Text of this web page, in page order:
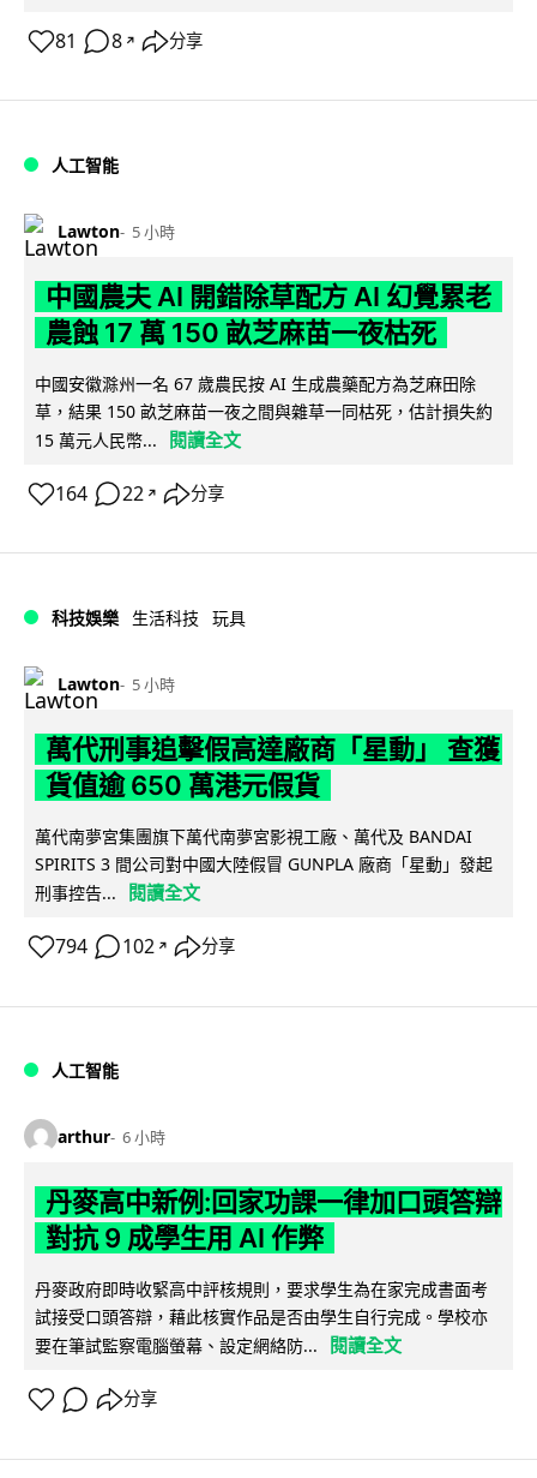
81 8 ↗ 分享
人工智能
Lawton 5 小時
中國農夫 AI 開錯除草配方 AI 幻覺累老
農蝕 17 萬 150 畝芝麻苗一夜枯死
中國安徽滁州一名 67 歲農民按 AI 生成農藥配方為芝麻田除
草，結果 150 畝芝麻苗一夜之間與雜草一同枯死，估計損失約
15 萬元人民幣...
閱讀全文
164 22 ↗ 分享
科技娛樂 生活科技 玩具
Lawton 5 小時
萬代刑事追擊假高達廠商「星動」 查獲
貨值逾 650 萬港元假貨
萬代南夢宮集團旗下萬代南夢宮影視工廠、萬代及 BANDAI
SPIRITS 3 間公司對中國大陸假冒 GUNPLA 廠商「星動」發起
刑事控告...
閱讀全文
794 102 ↗ 分享
人工智能
arthur 6 小時
丹麥高中新例:回家功課一律加口頭答辯
對抗 9 成學生用 AI 作弊
丹麥政府即時收緊高中評核規則，要求學生為在家完成書面考
試接受口頭答辯，藉此核實作品是否由學生自行完成。學校亦
要在筆試監察電腦螢幕、設定網絡防...
閱讀全文
分享